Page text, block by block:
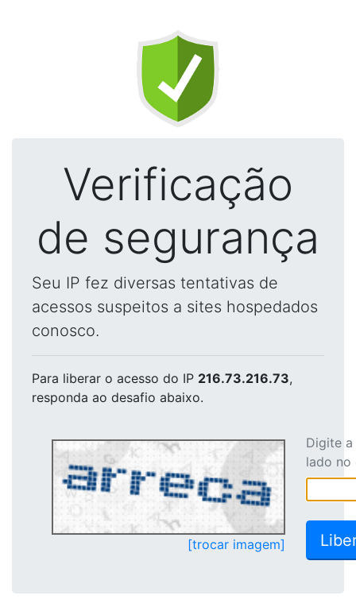
Verificação
de segurança
Seu IP fez diversas tentativas de
acessos suspeitos a sites hospedados
conosco.
Para liberar o acesso do IP 216.73.216.73,
responda ao desafio abaixo.
[trocar imagem]
Digite
lado no